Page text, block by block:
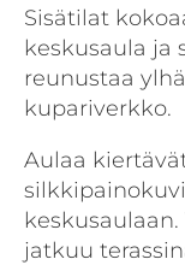
Sisätilat
keskusaula ja
reunustaa
kupariverkko.
Aulaa
keskusaulaan.
jatkuu